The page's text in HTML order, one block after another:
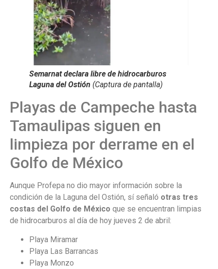
Semarnat declara libre de hidrocarburos
Laguna del Ostión (Captura de pantalla)
Playas de Campeche hasta
Tamaulipas siguen en
limpieza por derrame en el
Golfo de México
Aunque Profepa no dio mayor información sobre la
condición de la Laguna del Ostión, sí señaló otras tres
costas del Golfo de México que se encuentran limpias
de hidrocarburos al día de hoy jueves 2 de abril:
Playa Miramar
Playa Las Barrancas
Playa Monzo